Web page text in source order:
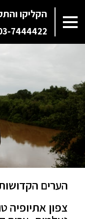
הקליקו
7444422
הערים
צפון אתיופיה